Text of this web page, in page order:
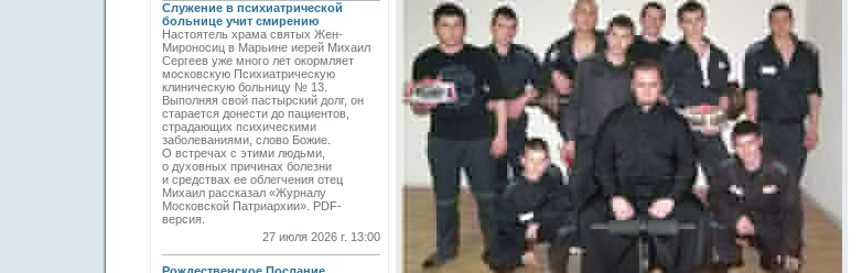
Служение в психиатрической
больнице учит смирению
Настоятель храма святых Жен-
Мироносиц в Марьине иерей Михаил
Сергеев уже много лет окормляет
московскую Психиатрическую
клиническую больницу № 13.
Выполняя свой пастырский долг, он
старается донести до пациентов,
страдающих психическими
заболеваниями, слово Божие.
О встречах с этими людьми,
о духовных причинах болезни
и средствах ее облегчения отец
Михаил рассказал «Журналу
Московской Патриархии». PDF-
версия.
27 июля 2026 г. 13:00